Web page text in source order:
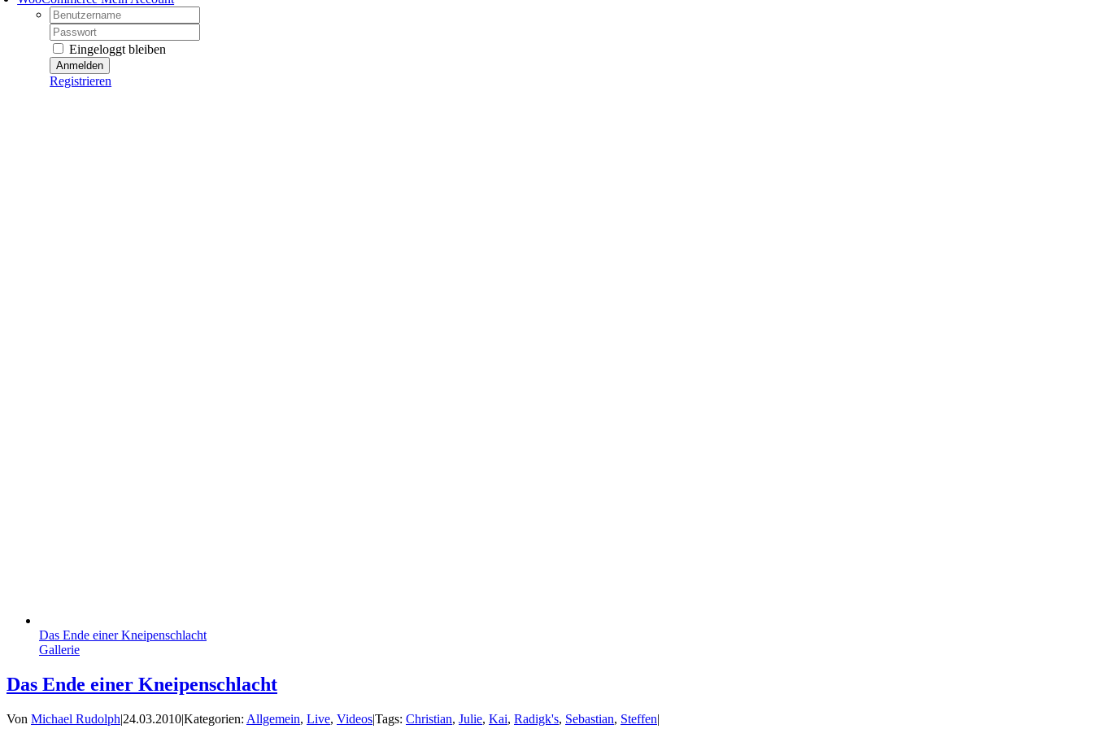
Username:
Password:
Eingeloggt bleiben
Registrieren
Das Ende einer Kneipenschlacht
Gallerie
Das Ende einer Kneipenschlacht
Von Michael Rudolph|24.03.2010|Kategorien: Allgemein, Live, Videos|Tags: Christian, Julie, Kai, Radigk's, Sebastian, Steffen|